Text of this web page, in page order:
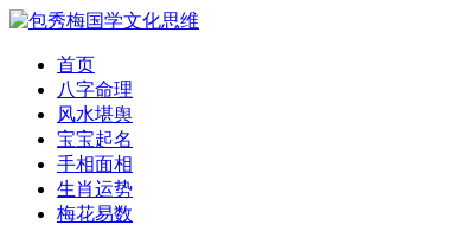
首页
八字命理
风水堪舆
宝宝起名
手相面相
生肖运势
梅花易数